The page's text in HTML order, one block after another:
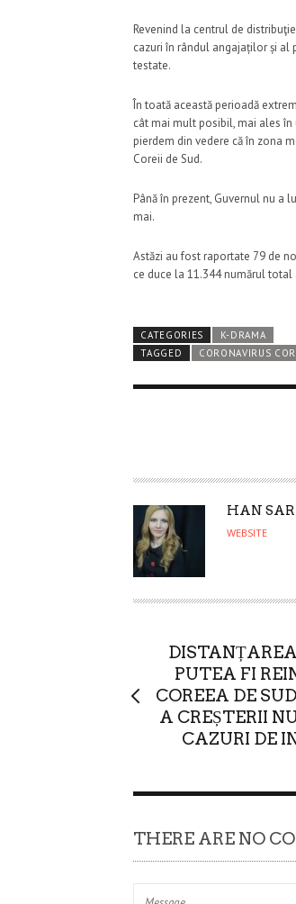
Revenind la centrul de
cazuri în rândul angajaților și al
testate.
În toată această perioadă
cât mai mult posibil, mai ales în
pierdem din vedere că în zona
Coreii de Sud.
Până în prezent, Guvernul nu a
mai.
Astăzi au fost raportate 79 de
ce duce la 11.344 numărul
CATEGORIES
K-DRAMA
TAGGED
CORONAVIRUS
A
U
O
HAN
WEBSITE
PUTEA FI
COREEA DE
A CREȘTERII
CAZURI DE
THERE ARE NO